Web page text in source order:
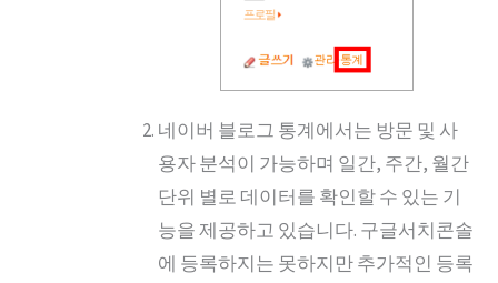
네이버 블로그 통계에서는 방문 및 사
용자 분석이 가능하며 일간, 주간, 월간
단위 별로 데이터를 확인할 수 있는 기
능을 제공하고 있습니다. 구글서치콘솔
에 등록하지는 못하지만 추가적인 등록